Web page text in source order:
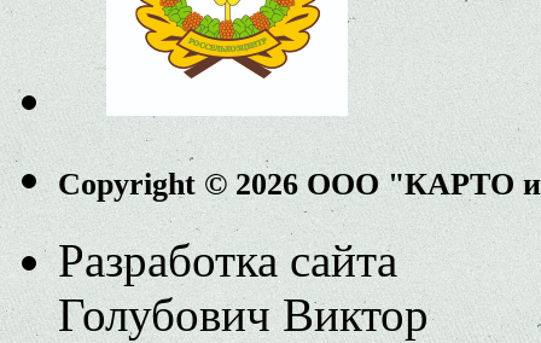
Copyright © 2026 ООО "КАРТО
Разработка сайта
Голубович Виктор